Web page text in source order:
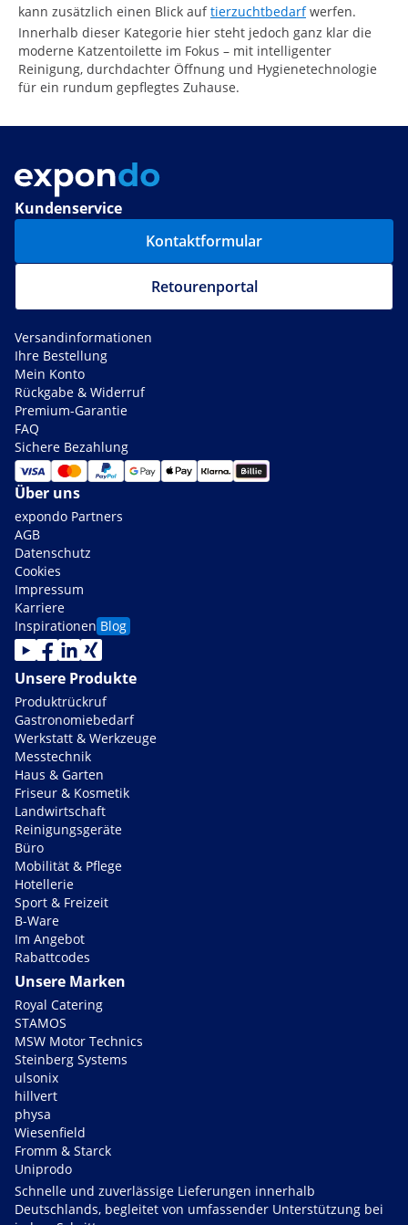
kann zusätzlich einen Blick auftierzuchtbedarfwerfen.
Innerhalb dieser Kategorie hier steht jedoch ganz klar die
moderne Katzentoilette im Fokus – mit intelligenter
Reinigung, durchdachter Öffnung und Hygienetechnologie
für ein rundum gepflegtes Zuhause.
Kundenservice
Kontaktformular
Retourenportal
Versandinformationen
Ihre Bestellung
Mein Konto
Rückgabe & Widerruf
Premium-Garantie
FAQ
Sichere Bezahlung
Über uns
expondo Partners
AGB
Datenschutz
Cookies
Impressum
Karriere
Inspirationen Blog
Unsere Produkte
Produktrückruf
Gastronomiebedarf
Werkstatt & Werkzeuge
Messtechnik
Haus & Garten
Friseur & Kosmetik
Landwirtschaft
Reinigungsgeräte
Büro
Mobilität & Pflege
Hotellerie
Sport & Freizeit
B-Ware
Im Angebot
Rabattcodes
Unsere Marken
Royal Catering
STAMOS
MSW Motor Technics
Steinberg Systems
ulsonix
hillvert
physa
Wiesenfield
Fromm & Starck
Uniprodo
Schnelle und zuverlässige Lieferungen innerhalb
Deutschlands, begleitet von umfassender Unterstützung bei